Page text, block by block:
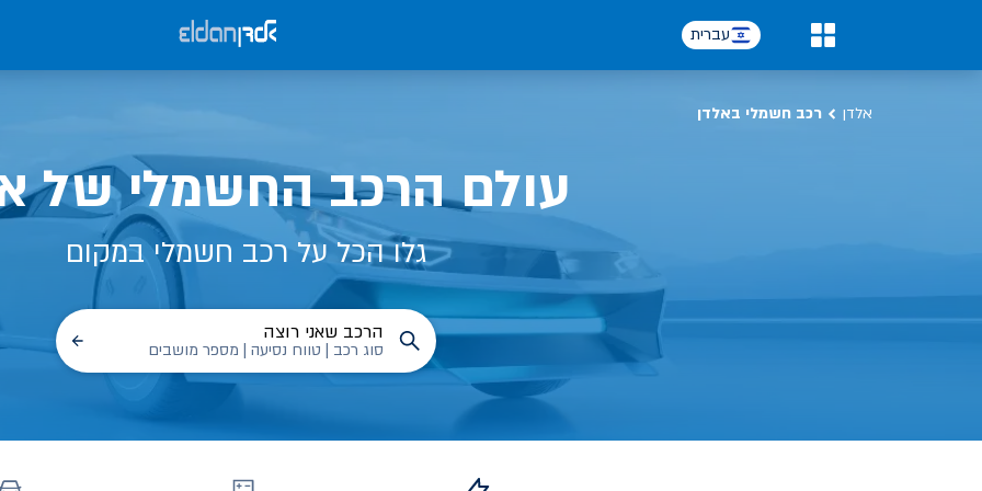
עברית
אלדן רכב חשמלי באלדן
עולם הרכב החשמלי של
גלו הכל על רכב חשמלי במקום
הרכב שאני רוצה
סוג רכב | טווח נסיעה | מספר מושבים